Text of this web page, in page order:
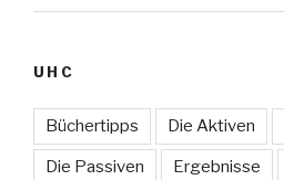
UHC
Büchertipps Die Aktiven
Die Passiven Ergebnisse